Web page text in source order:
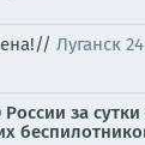
Луганск 24
за